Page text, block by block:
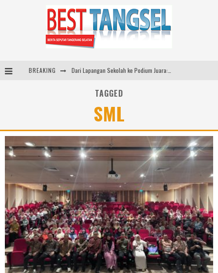
BREAKING Usung Konsep ‘Japanese Inspired, Locally Produced’, Brand Lokal Yukito Hadirkan Pakaian Oversize Cotton-Linen Blend ke Pasar Indonesia
Dari Lapangan Sekolah ke Podium Juara: SMP KP Ciparay dan SMP 1 Kutawaringin Menangi Puncak PLN Mobile
TAGGED
SML